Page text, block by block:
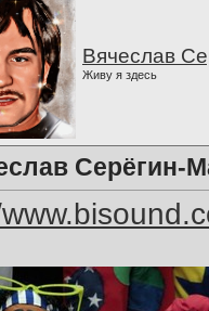
Вячеслав
Живу я здесь
Серёгин-